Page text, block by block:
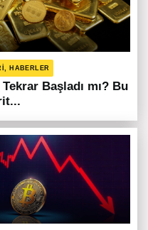
HABERLER
Başladı mı? Bu